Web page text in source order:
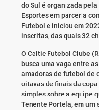
do Sul é organizada
Esportes em parceria
Futebol e iniciou em
inscritas, das quais 32
O Celtic Futebol Clube
busca uma vaga entre
amadoras de futebol de
oitavas de finais da
simples sobre a equipe
Tenente Portela, em